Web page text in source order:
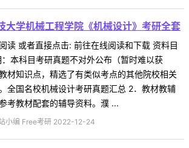
学机械工程学院《机械设计》考研全套
读 或者直接点击: 前往在线阅读和下载 资料目
本科目考研真题不对外公布（暂时难以获
材知识点，精选了有类似考点的其他院校相关
全国名校机械设计考研真题汇总 2．教材教辅
考教材配套的辅导资料。濮 ...
小编 Free考研 2022-12-24